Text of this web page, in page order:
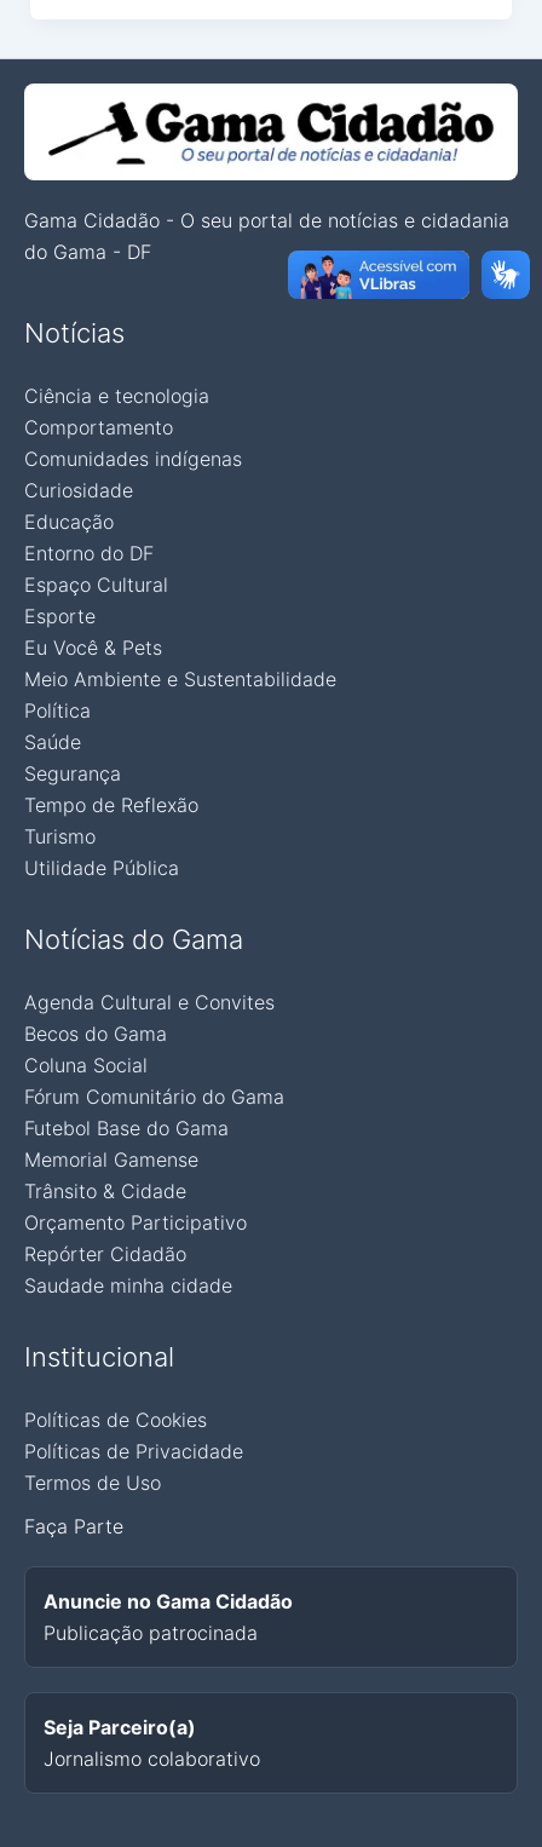
Gama Cidadão - O seu portal de notícias e cidadania
do Gama - DF
Notícias
Ciência e tecnologia
Comportamento
Comunidades indígenas
Curiosidade
Educação
Entorno do DF
Espaço Cultural
Esporte
Eu Você & Pets
Meio Ambiente e Sustentabilidade
Política
Saúde
Segurança
Tempo de Reflexão
Turismo
Utilidade Pública
Notícias do Gama
Agenda Cultural e Convites
Becos do Gama
Coluna Social
Fórum Comunitário do Gama
Futebol Base do Gama
Memorial Gamense
Trânsito & Cidade
Orçamento Participativo
Repórter Cidadão
Saudade minha cidade
Institucional
Políticas de Cookies
Políticas de Privacidade
Termos de Uso
Faça Parte
Anuncie no Gama Cidadão
Publicação patrocinada
Seja Parceiro(a)
Jornalismo colaborativo